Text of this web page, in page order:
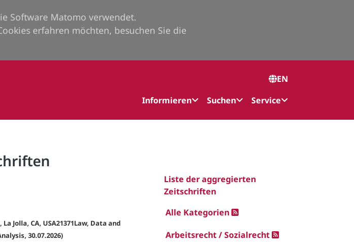
Software Matomo verwendet.
erfahren möchten, besuchen Sie die
EN
Informieren
Suchen Service
Liste der aggregierten
Zeitschriften
Jolla, CA, USA21371Law, Data and
30.07.2026)
Alle Kategorien
Arbeitsrecht / Sozialrecht